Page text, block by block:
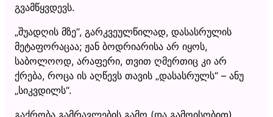
გვამწყვდევს.
„შუადღის მზე“, გარკვეულწილად, დასასრულის
მეტაფორაცაა; ჟან ბოდრიარისა არ იყოს,
საბოლოოდ, არაფერი, თვით ღმერთიც კი არ
ქრება, როცა ის აღწევს თავის „დასასრულს“ – ანუ
„სიკვდილს“.
გაქრობა გამრავლების გამო (და გამოისობით)